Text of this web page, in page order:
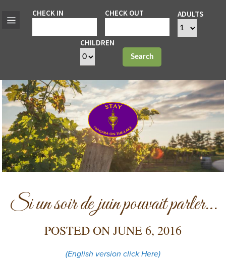
CHECK IN CHECK OUT ADULTS
CHILDREN
Search
Si un soir de juin pouvait parler…
POSTED ONJUNE 6, 2016
(English version click Here)